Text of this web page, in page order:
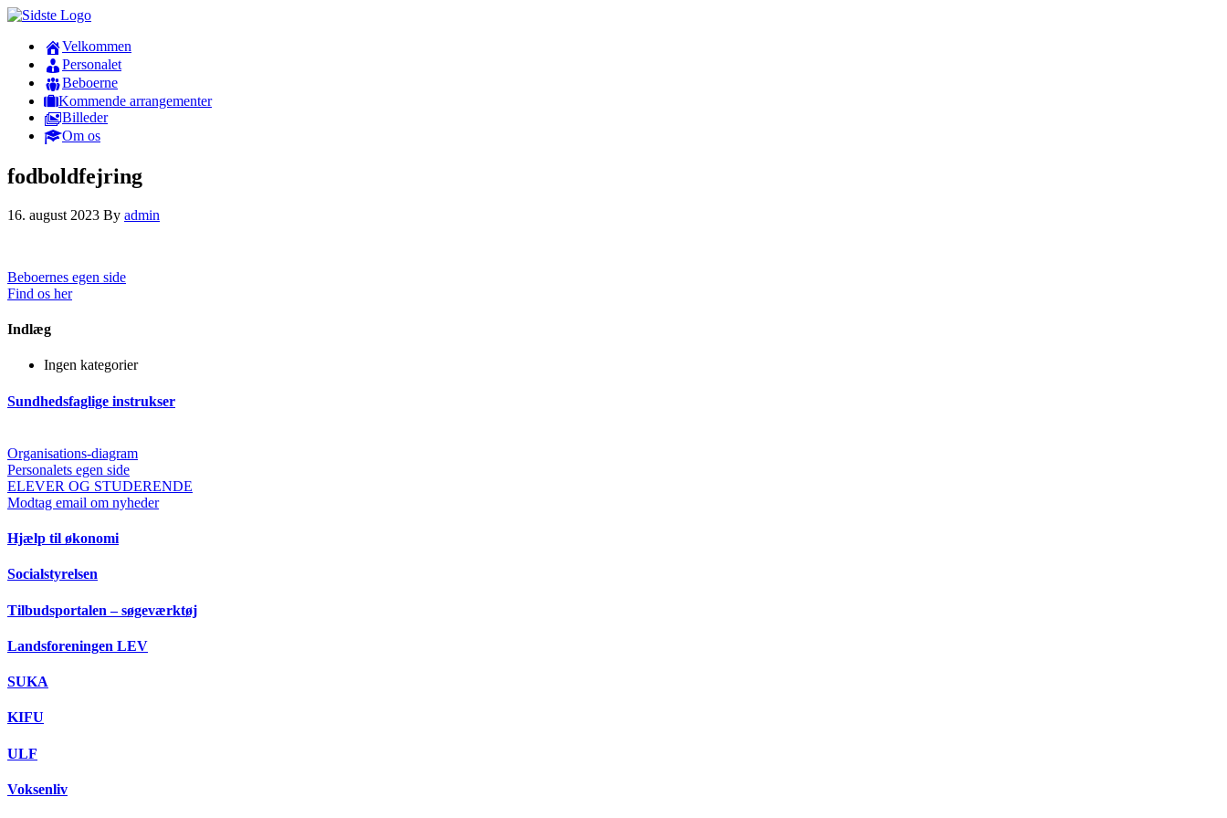
Velkommen
Personalet
Beboerne
Kommende arrangementer
Billeder
Om os
fodboldfejring
16. august 2023 By admin
Beboernes egen side
Find os her
Indlæg
Ingen kategorier
Sundhedsfaglige instrukser
Organisations-diagram
Personalets egen side
ELEVER OG STUDERENDE
Modtag email om nyheder
Hjælp til økonomi
Socialstyrelsen
Tilbudsportalen – søgeværktøj
Landsforeningen LEV
SUKA
KIFU
ULF
Voksenliv